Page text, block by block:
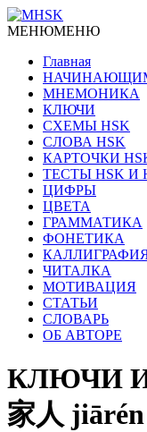
МЕНЮМЕНЮ
Главная
МНЕМОНИКА
КЛЮЧИ
СХЕМЫ HSK
СЛОВА HSK
КАРТОЧКИ
ТЕСТЫ HSK И
ЦИФРЫ
ЦВЕТА
ГРАММАТИКА
ФОНЕТИКА
ЧИТАЛКА
МОТИВАЦИЯ
СТАТЬИ
СЛОВАРЬ
ОБ АВТОРЕ
КЛЮЧИ
家人